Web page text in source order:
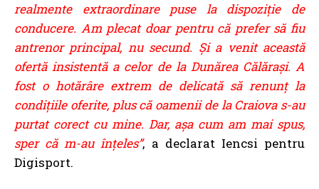
realmente extraordinare puse la dispoziţie de
conducere. Am plecat doar pentru că prefer să fiu
antrenor principal, nu secund. Şi a venit această
ofertă insistentă a celor de la Dunărea Călărași. A
fost o hotărâre extrem de delicată să renunţ la
condiţiile oferite, plus că oamenii de la Craiova s-au
purtat corect cu mine. Dar, aşa cum am mai spus,
sper că m-au înţeles”, a declarat Iencsi pentru
Digisport.